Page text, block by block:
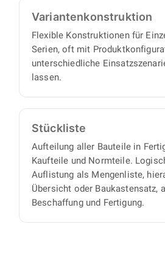
Varianten­konstruktion
Flexible Konstruktionen für
Serien, oft mit
unterschiedliche
lassen.
Stückliste
Aufteilung aller Bauteile in
Kaufteile und Normteile.
Auflistung als Mengenliste,
Übersicht oder Baukastensatz,
Beschaffung und Fertigung.